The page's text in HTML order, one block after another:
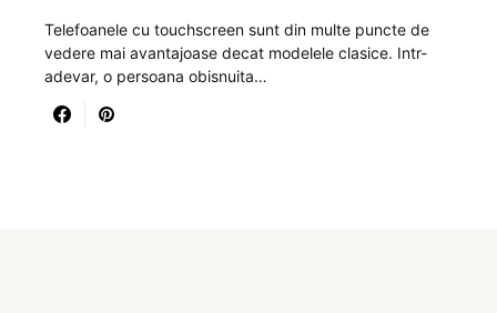
Telefoanele cu touchscreen sunt din multe puncte de
vedere mai avantajoase decat modelele clasice. Intr-
adevar, o persoana obisnuita…